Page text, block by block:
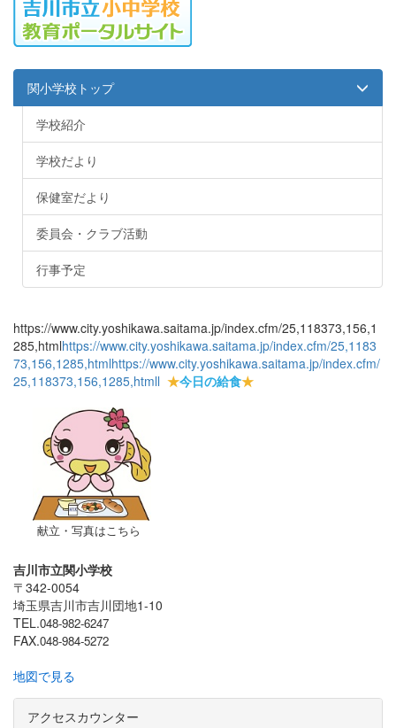
関小学校トップ
学校紹介
学校だより
保健室だより
委員会・クラブ活動
行事予定
https://www.city.yoshikawa.saitama.jp/index.cfm/25,118373,156,1
285,htmlhttps://www.city.yoshikawa.saitama.jp/index.cfm/25,1183
73,156,1285,htmlhttps://www.city.yoshikawa.saitama.jp/index.cfm/
25,118373,156,1285,htmll ★今日の給食★
献立・写真はこちら
吉川市立関小学校
〒342-0054
埼玉県吉川市吉川団地1-10
TEL.048-982-6247
FAX.048-984-5272
地図で見る
アクセスカウンター